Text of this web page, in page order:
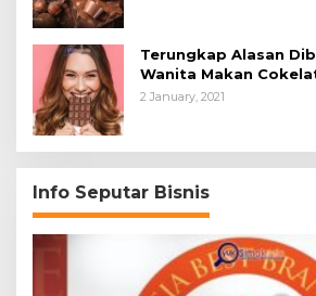
Terungkap Alasan
Wanita Makan
2 January, 2021
Info Seputar Bisnis